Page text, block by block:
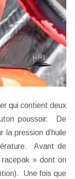
qui contient deux
poussoir. De
la pression d’huile
Avant de
» dont on
Une fois que